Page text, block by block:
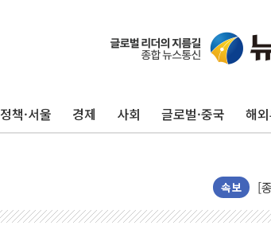
정책·서울 경제 사회 글로벌·중국 해
속보